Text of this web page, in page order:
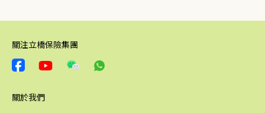
關注立橋保險集團
關於我們